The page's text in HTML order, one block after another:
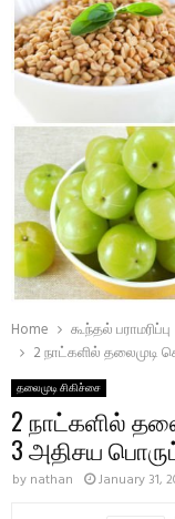
Home கூந்தல் பராமரிப்பு
2 நாட்களில் தலைமுடி
தலைமுடி சிகிச்சை
2 நாட்களில்
3 அதிசய
by nathan January 31,